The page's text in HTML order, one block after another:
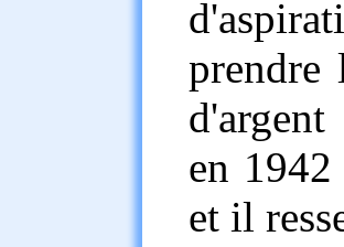
prendre
en
et il